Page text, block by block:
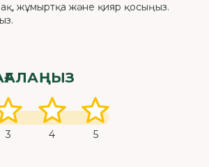
жұмыртқа және қияр қосыңыз.
3 4 5